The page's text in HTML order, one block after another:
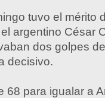
tuvo el mérito
argentino César
dos golpes
decisivo.
68 para igualar a